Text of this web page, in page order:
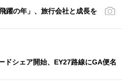
躍の年」、旅行会社と成長を
ドシェア開始、EY27路線にGA便名